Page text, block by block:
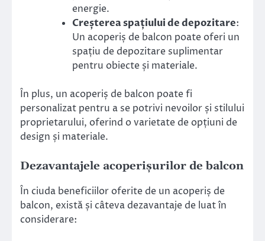
energie.
Creșterea spațiului de depozitare:
Un acoperiș de balcon poate oferi un
spațiu de depozitare suplimentar
pentru obiecte și materiale.
În plus, un acoperiș de balcon poate fi
personalizat pentru a se potrivi nevoilor și stilului
proprietarului, oferind o varietate de opțiuni de
design și materiale.
Dezavantajele acoperișurilor de balcon
În ciuda beneficiilor oferite de un acoperiș de
balcon, există și câteva dezavantaje de luat în
considerare: